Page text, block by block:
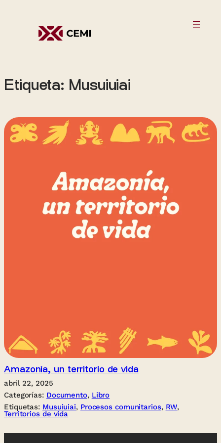
Etiqueta: Musuiuiai
Amazonía, un territorio de vida
abril 22, 2025
Categorías: Documento, Libro
Etiquetas: Musuiuiai, Procesos comunitarios, RW
Territorios de vida